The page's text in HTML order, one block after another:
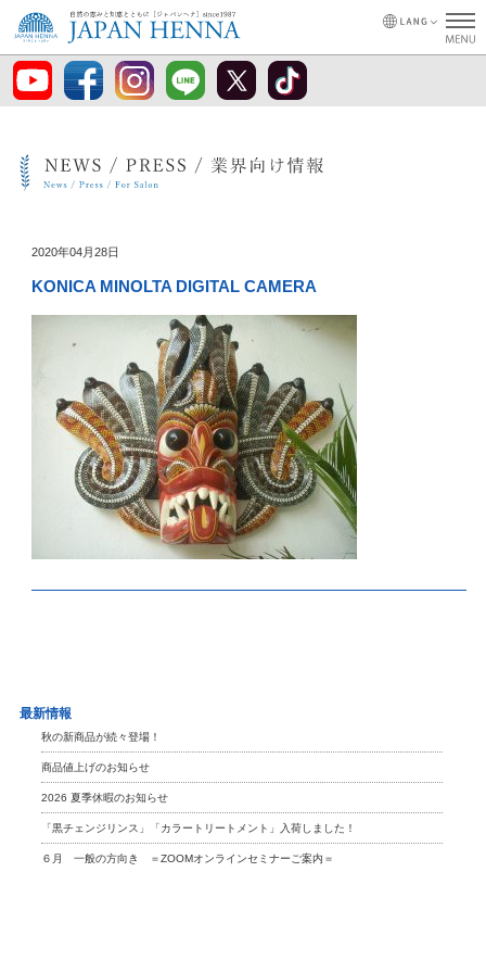
2020年04月28日
KONICA MINOLTA DIGITAL CAMERA
最新情報
秋の新商品が続々登場！
商品値上げのお知らせ
2026 夏季休暇のお知らせ
「黒チェンジリンス」「カラートリートメント」入荷しました！
６月 一般の方向き ＝ZOOMオンラインセミナーご案内＝